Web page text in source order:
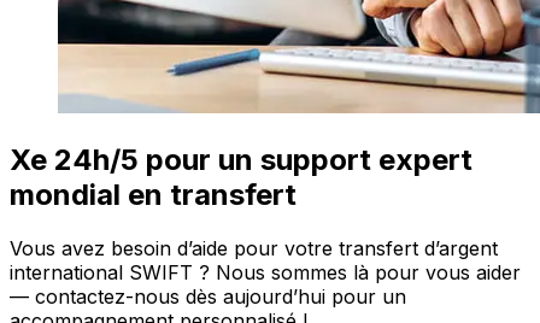
Xe 24h/5 pour un support expert
mondial en transfert
Vous avez besoin d’aide pour votre transfert d’argent
international SWIFT ? Nous sommes là pour vous aider
— contactez-nous dès aujourd’hui pour un